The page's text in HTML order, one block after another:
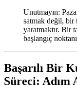
Unutmayın:
satmak değil, bir
yaratmaktır. Bir
başlangıç
Başarılı Bir
Süreci: Adım